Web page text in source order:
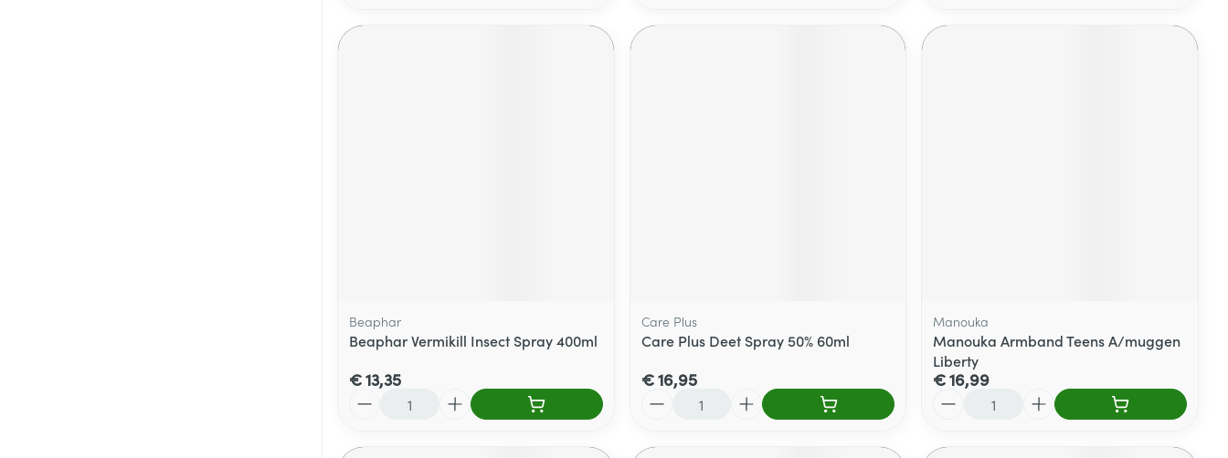
Beaphar
Beaphar Vermikill Insect Spray 400ml
€ 13,35
Care Plus
Care Plus Deet Spray 50% 60ml
€ 16,95
Manouka
Manouka Armband Teens A/muggen
Liberty
€ 16,99